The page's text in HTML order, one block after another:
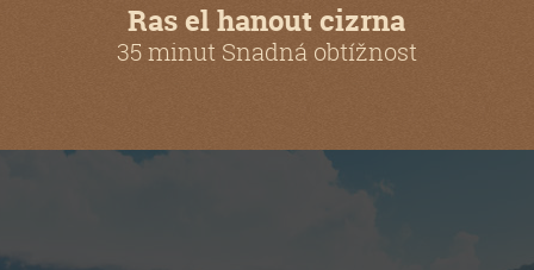
Ras el hanout cizrna
35 minut Snadná obtížnost